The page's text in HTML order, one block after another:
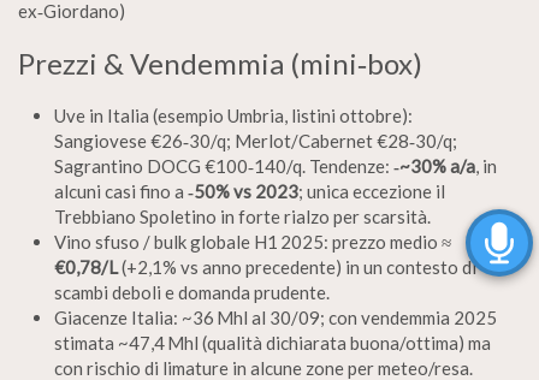
ex‑Giordano)
Prezzi & Vendemmia (mini‑box)
Uve in Italia (esempio Umbria, listini ottobre):
Sangiovese €26‑30/q; Merlot/Cabernet €28‑30/q;
Sagrantino DOCG €100‑140/q. Tendenze: ‑~30% a/a, in
alcuni casi fino a ‑50% vs 2023; unica eccezione il
Trebbiano Spoletino in forte rialzo per scarsità.
Vino sfuso / bulk globale H1 2025: prezzo medio ≈
€0,78/L(+2,1% vs anno precedente) in un contesto di
scambi deboli e domanda prudente.
Giacenze Italia: ~36 Mhl al 30/09; con vendemmia 2025
stimata ~47,4 Mhl (qualità dichiarata buona/ottima) ma
con rischio di limature in alcune zone per meteo/resa.